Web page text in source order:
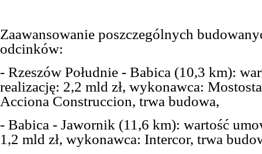
Zaawansowanie poszczególnych
odcinków:
- Rzeszów Południe - Babica (10,3 km):
realizację: 2,2 mld zł, wykonawca:
Acciona Construccion, trwa budowa,
- Babica - Jawornik (11,6 km): wartość
1,2 mld zł, wykonawca: Intercor, trwa